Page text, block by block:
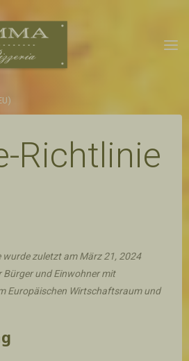
Richtlinie
wurde zuletzt am März 21, 2024
und Einwohner mit
Europäischen Wirtschaftsraum und